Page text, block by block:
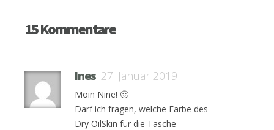
15 Kommentare
Ines 27. Januar 2019
Moin Nine! 🙂
Darf ich fragen, welche Farbe des
Dry OilSkin für die Tasche